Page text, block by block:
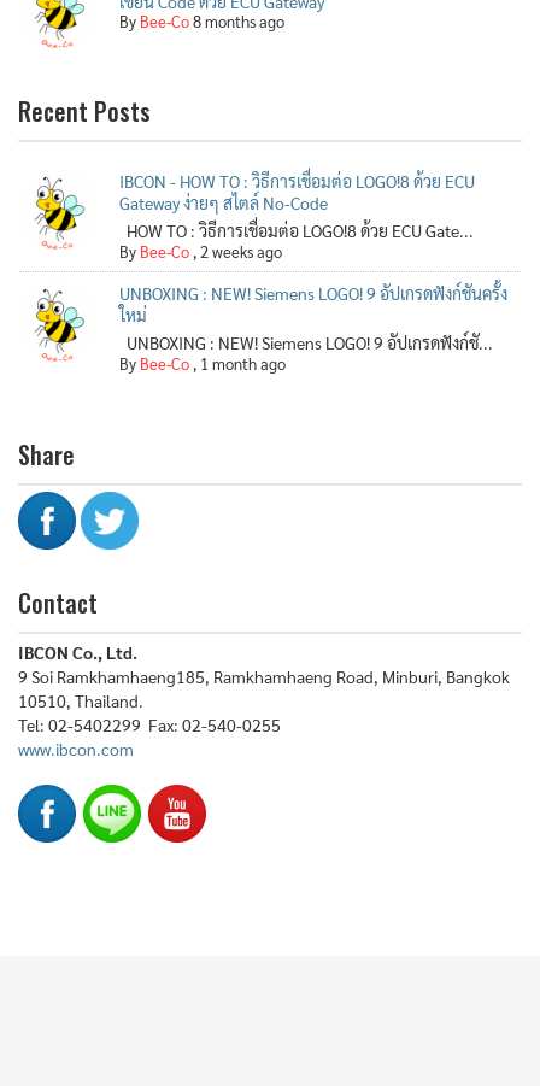
By Bee-Co8 months ago
Recent Posts
IBCON - HOW TO : วิธีการเชื่อมต่อ LOGO!8 ด้วย ECU
Gateway ง่ายๆ สไตล์ No-Code
HOW TO : วิธีการเชื่อมต่อ LOGO!8 ด้วย ECU Gate...
By Bee-Co ,2 weeks ago
UNBOXING : NEW! Siemens LOGO! 9 อัปเกรดฟังก์ชันครั้ง
ใหม่
UNBOXING : NEW! Siemens LOGO! 9 อัปเกรดฟังก์ชั...
By Bee-Co , 1 month ago
Share
Contact
IBCON Co., Ltd.
9 Soi Ramkhamhaeng185, Ramkhamhaeng Road, Minburi, Bangkok
10510, Thailand.
Tel: 02-5402299 Fax: 02-540-0255
www.ibcon.com